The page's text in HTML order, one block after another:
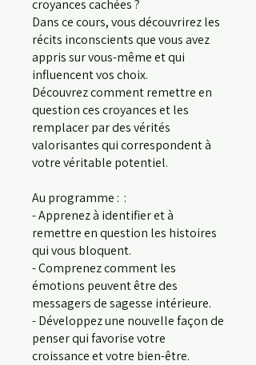
croyances cachées ?
Dans ce cours, vous découvrirez les
récits inconscients que vous avez
appris sur vous-même et qui
influencent vos choix.
Découvrez comment remettre en
question ces croyances et les
remplacer par des vérités
valorisantes qui correspondent à
votre véritable potentiel.
Au programme : :
- Apprenez à identifier et à
remettre en question les histoires
qui vous bloquent.
- Comprenez comment les
émotions peuvent être des
messagers de sagesse intérieure.
- Développez une nouvelle façon de
penser qui favorise votre
croissance et votre bien-être.